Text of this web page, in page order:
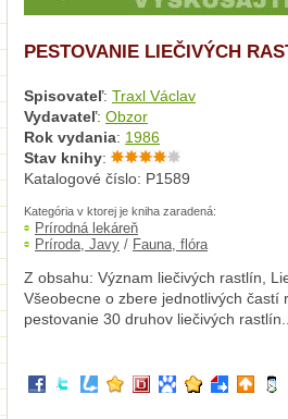
PESTOVANIE LIEČIVÝCH
Spisovateľ: Traxl Václav
Vydavateľ: Obzor
Rok vydania: 1986
Stav knihy:
Katalogové číslo: P1589
Kategória v ktorej je kniha zaradená:
Prírodná lekáreň
Príroda, Javy / Fauna, flóra
Z obsahu: Význam liečivých rastlín,
Všeobecne o zbere jednotlivých častí
pestovanie 30 druhov liečivých